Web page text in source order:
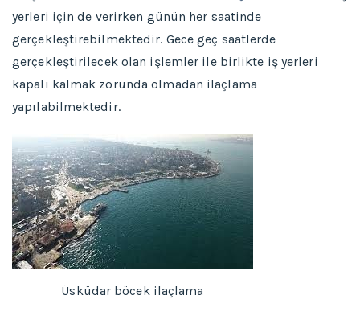
yerleri için de verirken günün her saatinde
gerçekleştirebilmektedir. Gece geç saatlerde
gerçekleştirilecek olan işlemler ile birlikte iş yerleri
kapalı kalmak zorunda olmadan ilaçlama
yapılabilmektedir.
Üsküdar böcek ilaçlama